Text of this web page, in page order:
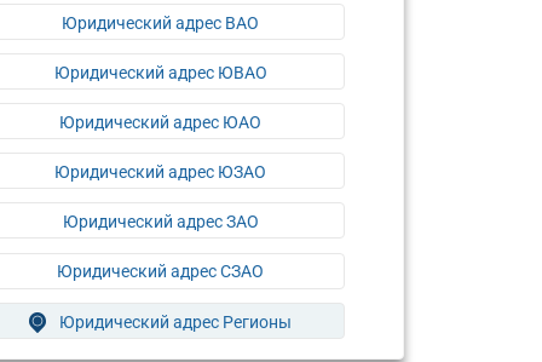
Юридический адрес ВАО
Юридический адрес ЮВАО
Юридический адрес ЮАО
Юридический адрес ЮЗАО
Юридический адрес ЗАО
Юридический адрес СЗАО
Юридический адрес Регионы